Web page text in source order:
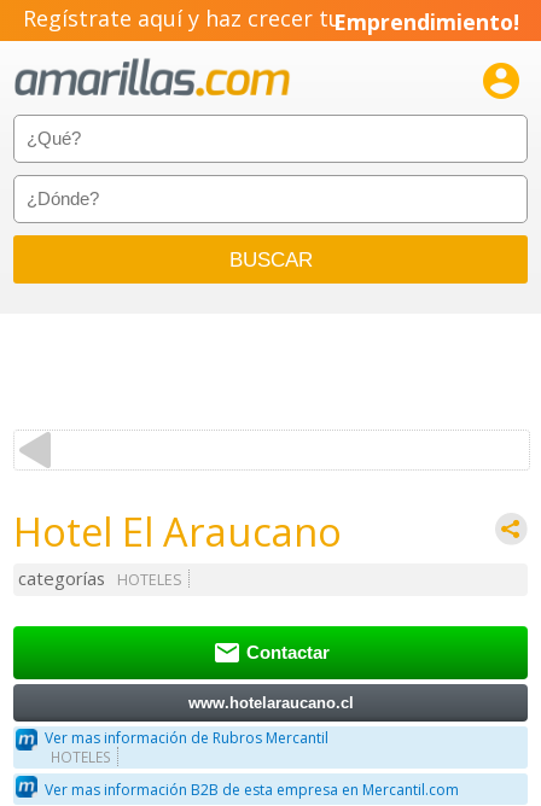
Regístrate aquí y haz crecer tuEmprendimiento!

Hotel El Araucano
categorías HOTELES
 Contactar
www.hotelaraucano.cl
Ver mas información de Rubros Mercantil
HOTELES
Ver mas información B2B de esta empresa en Mercantil.com